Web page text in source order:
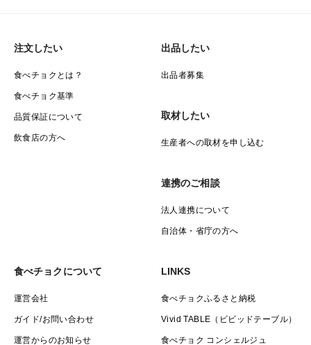
注文したい
食べチョクとは？
食べチョク基準
品質保証について
飲食店の方へ
出品したい
出品者募集
取材したい
生産者への取材を申し込む
連携のご相談
法人連携について
自治体・省庁の方へ
食べチョクについて
運営会社
ガイド/お問い合わせ
運営からのお知らせ
LINKS
食べチョクふるさと納税
Vivid TABLE（ビビッドテーブル）
食べチョク コンシェルジュ